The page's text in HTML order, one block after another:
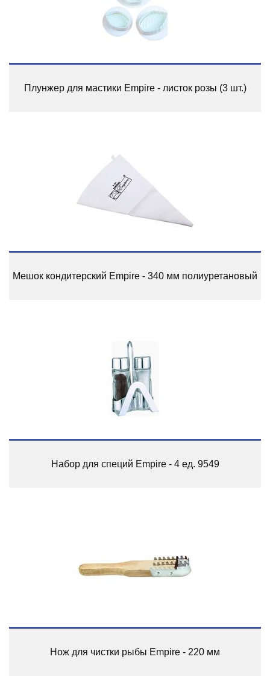
Плунжер для мастики Empire - листок розы (3 шт.)
Мешок кондитерский Empire - 340 мм полиуретановый
Набор для специй Empire - 4 ед. 9549
Нож для чистки рыбы Empire - 220 мм